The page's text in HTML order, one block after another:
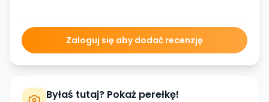
Zaloguj się aby dodać recenzję
Byłaś tutaj? Pokaż perełkę!